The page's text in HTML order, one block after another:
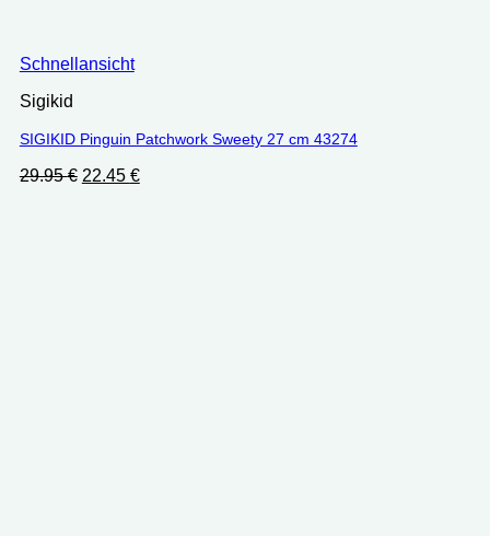
Schnellansicht
Sigikid
SIGIKID Pinguin Patchwork Sweety 27 cm ‎43274
29.95€ Ursprünglicher
22.45 €Aktueller